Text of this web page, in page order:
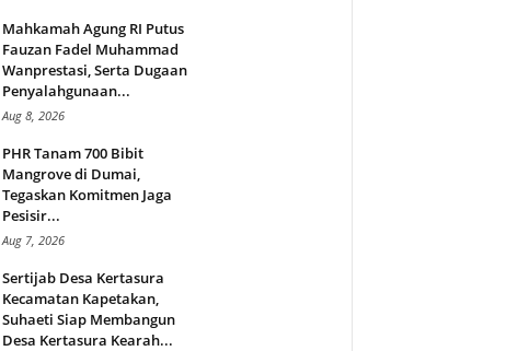
Mahkamah Agung RI Putus
Fauzan Fadel Muhammad
Wanprestasi, Serta Dugaan
Penyalahgunaan...
Aug 8, 2026
PHR Tanam 700 Bibit
Mangrove di Dumai,
Tegaskan Komitmen Jaga
Pesisir...
Aug 7, 2026
Sertijab Desa Kertasura
Kecamatan Kapetakan,
Suhaeti Siap Membangun
Desa Kertasura Kearah...